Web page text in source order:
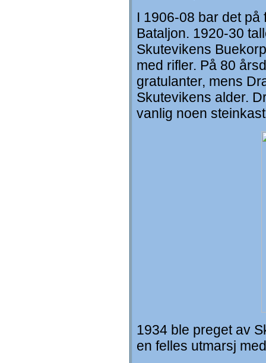
I 1906-08 bar det
Bataljon. 1920-30
Skutevikens
med rifler. På 80
gratulanter, mens
Skutevikens alder.
vanlig noen
1934 ble preget av
en felles utmarsj